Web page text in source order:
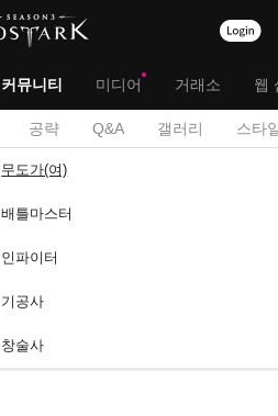
대
메
뉴
커뮤니티 미디어 거래소 웹
서
브
메
공략 Q&A 갤러리 스타
무도가(여)
배틀마스터
인파이터
기공사
창술사